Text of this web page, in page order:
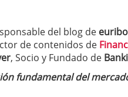
del blog de
de contenidos de
, Socio y Fundado de
fundamental del